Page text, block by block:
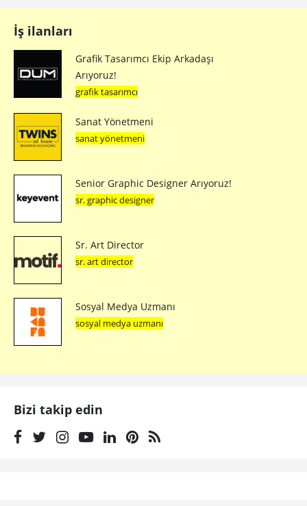
İş ilanları
Grafik Tasarımcı Ekip Arkadaşı
Arıyoruz!
grafik tasarımcı
Sanat Yönetmeni
sanat yönetmeni
Senior Graphic Designer Arıyoruz!
sr. graphic designer
Sr. Art Director
sr. art director
Sosyal Medya Uzmanı
sosyal medya uzmanı
Bizi takip edin